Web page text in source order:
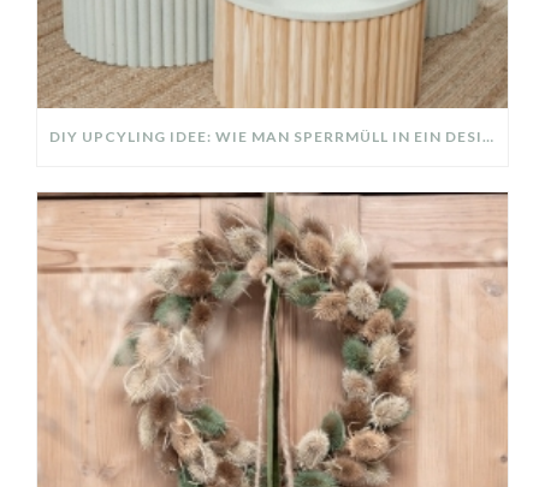
DIY UPCYLING IDEE: WIE MAN SPERRMÜLL IN EIN DESIGNER TEIL VERWANDELT